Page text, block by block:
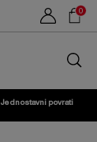
0
trgovini
Jednostavni povrati